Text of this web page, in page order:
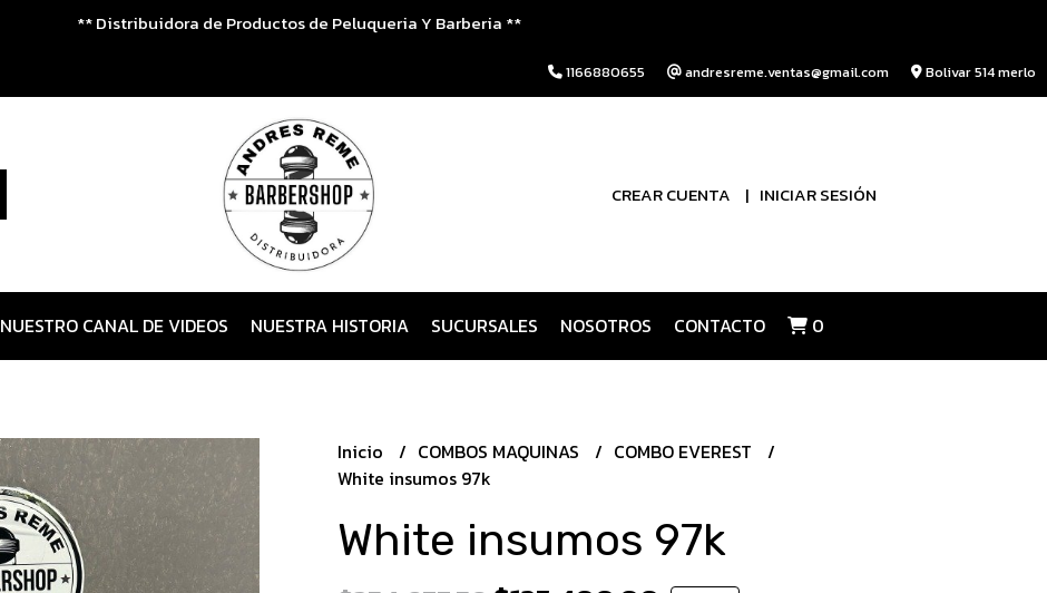
** Distribuidora de Productos de Peluqueria Y Barberia **
1166880655 andresreme.ventas@gmail.com Bolivar 514 merlo
CREAR CUENTA INICIAR SESIÓN
NUESTRO CANAL DE VIDEOS NUESTRA HISTORIA SUCURSALES NOSOTROS CONTACTO 0
Inicio COMBOS MAQUINAS
COMBO EVEREST
White insumos 97k
White insumos 97k